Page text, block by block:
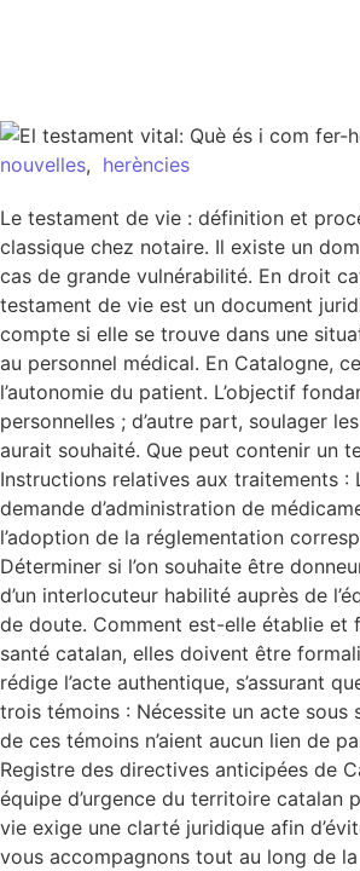
nouvelles, herències
Le testament de vie : définition et
classique chez notaire. Il existe un
cas de grande vulnérabilité. En droit
testament de vie est un document
compte si elle se trouve dans une
au personnel médical. En Catalogne,
l’autonomie du patient. L’objectif
personnelles ; d’autre part, soulager
aurait souhaité. Que peut contenir un
Instructions relatives aux traitements
demande d’administration de
l’adoption de la réglementation
Déterminer si l’on souhaite être
d’un interlocuteur habilité auprès de
de doute. Comment est-elle établie et
santé catalan, elles doivent être
rédige l’acte authentique, s’assurant
trois témoins : Nécessite un acte sous
de ces témoins n’aient aucun lien de
Registre des directives anticipées de
équipe d’urgence du territoire catalan
vie exige une clarté juridique afin
vous accompagnons tout au long de